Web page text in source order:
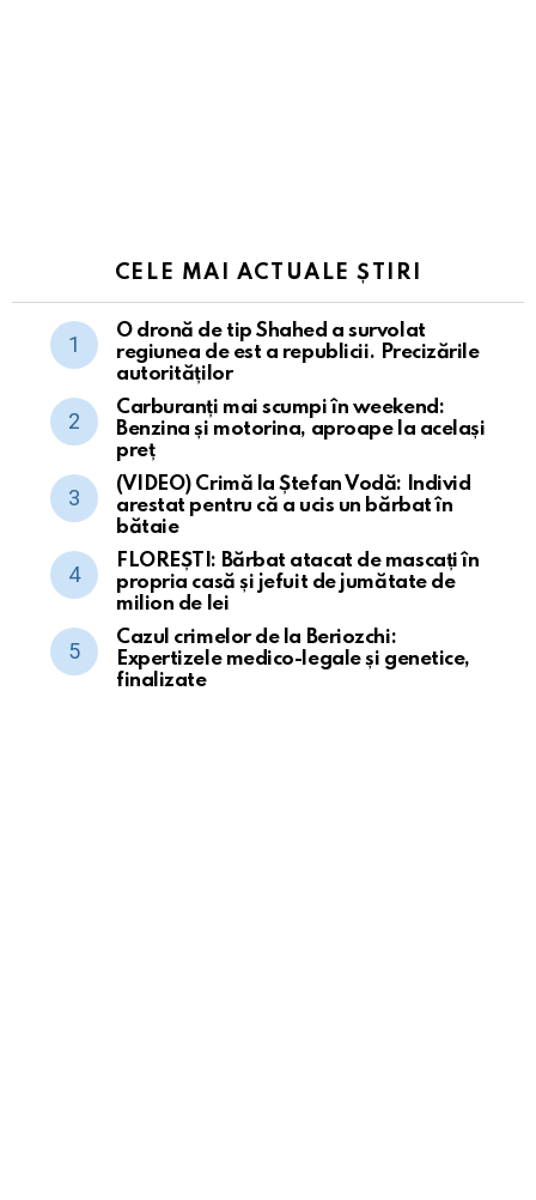
CELE MAI ACTUALE ȘTIRI
O dronă de tip Shahed a survolat
regiunea de est a republicii. Precizările
autorităților
Carburanți mai scumpi în weekend:
Benzina și motorina, aproape la același
preț
(VIDEO) Crimă la Ștefan Vodă: Individ
arestat pentru că a ucis un bărbat în
bătaie
FLOREȘTI: Bărbat atacat de mascați în
propria casă și jefuit de jumătate de
milion de lei
Cazul crimelor de la Beriozchi:
Expertizele medico-legale și genetice,
finalizate